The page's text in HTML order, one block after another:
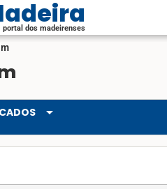
portal dos madeirenses
arrow_drop_down